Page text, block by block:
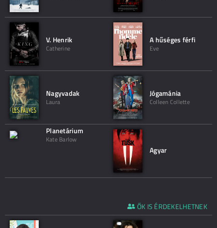
V. Henrik
Catherine
A hűséges férfi
Eve
Nagyvadak
Laura
Jógamánia
Colleen Collette
Planetárium
Kate Barlow
Agyar
ŐK IS ÉRDEKELHETNEK